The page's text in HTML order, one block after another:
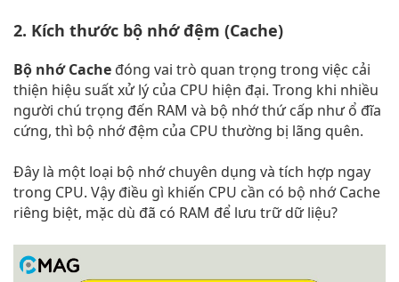
2. Kích thước bộ nhớ đệm (Cache)
Bộ nhớ Cache đóng vai trò quan trọng trong việc cải
thiện hiệu suất xử lý của CPU hiện đại. Trong khi nhiều
người chú trọng đến RAM và bộ nhớ thứ cấp như ổ đĩa
cứng, thì bộ nhớ đệm của CPU thường bị lãng quên.
Đây là một loại bộ nhớ chuyên dụng và tích hợp ngay
trong CPU. Vậy điều gì khiến CPU cần có bộ nhớ Cache
riêng biệt, mặc dù đã có RAM để lưu trữ dữ liệu?